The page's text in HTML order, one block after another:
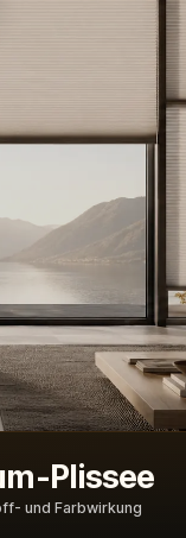
Plissee
und Farbwirkung